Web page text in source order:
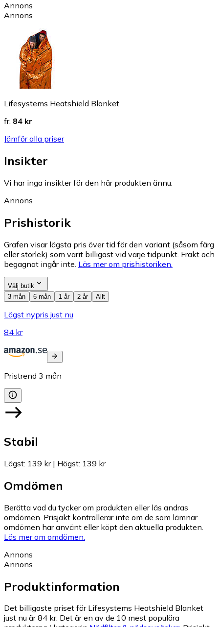
Annons
Annons
Lifesystems Heatshield Blanket
fr. 84 kr
Jämför alla priser
Insikter
Vi har inga insikter för den här produkten ännu.
Annons
Prishistorik
Grafen visar lägsta pris över tid för den variant (såsom färg
eller storlek) som varit billigast vid varje tidpunkt. Frakt och
begagnat ingår inte. Läs mer om prishistoriken.
Välj butik
3 mån
6 mån 1 år 2 år Allt
Lägst nypris just nu
84 kr
Pristrend 3 mån
Stabil
Lägst: 139 kr| Högst: 139 kr
Omdömen
Berätta vad du tycker om produkten eller läs andras
omdömen. Prisjakt kontrollerar inte om de som lämnar
omdömen har använt eller köpt den aktuella produkten.
Läs mer om omdömen.
Annons
Annons
Produktinformation
Det billigaste priset för Lifesystems Heatshield Blanket
just nu är 84 kr. Det är en av de 10 mest populära